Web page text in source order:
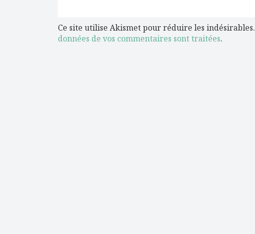
Ce site utilise Akismet pour réduire les indésirables.
données de vos commentaires sont traitées.